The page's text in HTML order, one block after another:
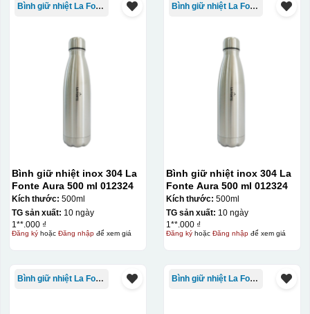
Bình giữ nhiệt La Fonte
Bình giữ nhiệt inox 304 La
Fonte Aura 500 ml 012324
Kích thước: 500ml
TG sản xuất: 10 ngày
1**.000 ₫
Đăng kýhoặc Đăng nhậpđể xem giá
Bình giữ nhiệt La Fonte
Bình giữ nhiệt inox 304 La
Fonte Aura 500 ml 012324
Kích thước: 500ml
TG sản xuất: 10 ngày
1**.000 ₫
Đăng kýhoặc Đăng nhậpđể xem giá
Bình giữ nhiệt La Fonte Bình giữ nhiệt La Fonte